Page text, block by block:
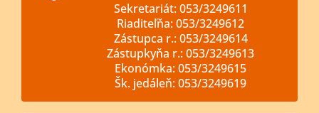
Sekretariát: 053/3249611
Riaditeľňa: 053/3249612
Zástupca r.: 053/3249614
Zástupkyňa r.: 053/3249613
Ekonómka: 053/3249615
Šk. jedáleň: 053/3249619